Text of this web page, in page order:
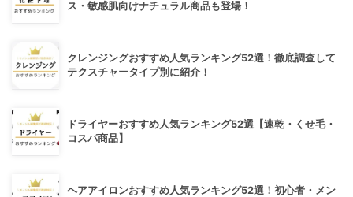
ス・敏感肌向けナチュラル商品も登場！
クレンジングおすすめ人気ランキング52選！徹底調査して
テクスチャータイプ別に紹介！
ドライヤーおすすめ人気ランキング52選【速乾・くせ毛・
コスパ商品】
ヘアアイロンおすすめ人気ランキング52選！初心者・メン